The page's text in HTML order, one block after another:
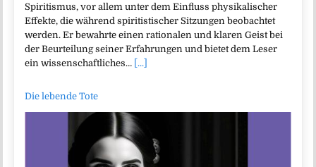
Spiritismus, vor allem unter dem Einfluss physikalischer
Effekte, die während spiritistischer Sitzungen beobachtet
werden. Er bewahrte einen rationalen und klaren Geist bei
der Beurteilung seiner Erfahrungen und bietet dem Leser
ein wissenschaftliches… [...]
Die lebende Tote